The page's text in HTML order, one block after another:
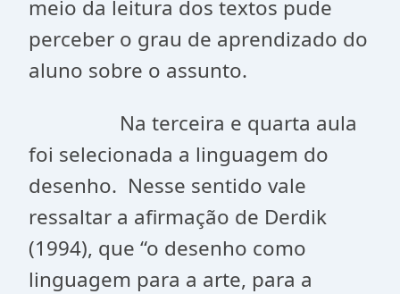
meio da leitura dos textos pude
perceber o grau de aprendizado do
aluno sobre o assunto.
Na terceira e quarta aula
foi selecionada a linguagem do
desenho. Nesse sentido vale
ressaltar a afirmação de Derdik
(1994), que “o desenho como
linguagem para a arte, para a